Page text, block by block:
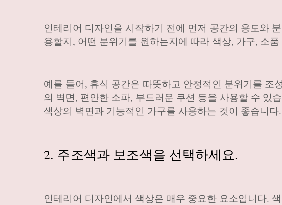
인테리어 디자인을 시작하기 전에 먼저 공간의 용도와
용할지, 어떤 분위기를 원하는지에 따라 색상, 가구, 소
예를 들어, 휴식 공간은 따뜻하고 안정적인 분위기를 조
의 벽면, 편안한 소파, 부드러운 쿠션 등을 사용할 수 있
색상의 벽면과 기능적인 가구를 사용하는 것이 좋습니다.
2. 주조색과 보조색을 선택하세요.
인테리어 디자인에서 색상은 매우 중요한 요소입니다.